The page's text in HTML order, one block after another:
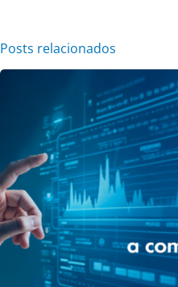
Posts relacionados